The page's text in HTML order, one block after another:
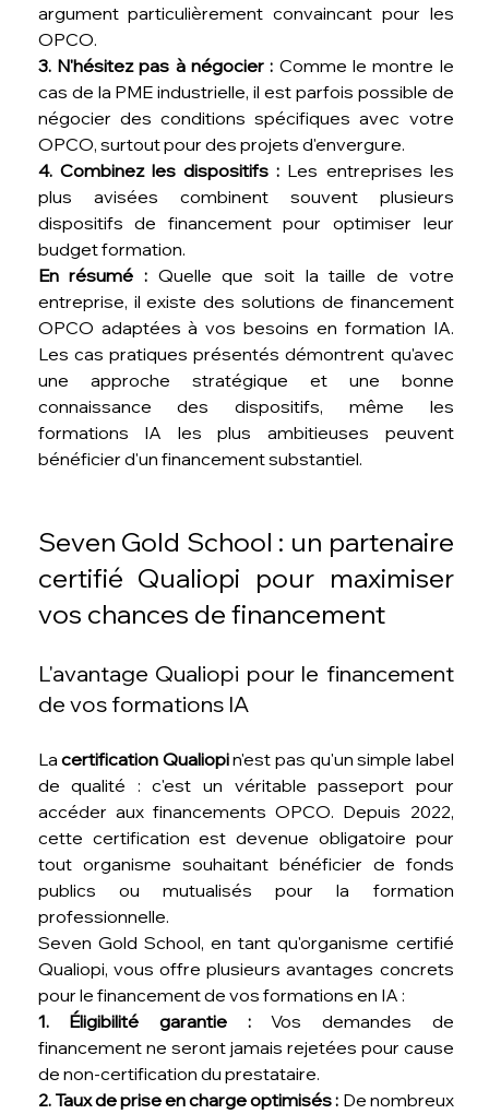
argument particulièrement convaincant pour les
OPCO.
3. N'hésitez pas à négocier : Comme le montre le
cas de la PME industrielle, il est parfois possible de
négocier des conditions spécifiques avec votre
OPCO, surtout pour des projets d'envergure.
4. Combinez les dispositifs : Les entreprises les
plus avisées combinent souvent plusieurs
dispositifs de financement pour optimiser leur
budget formation.
En résumé : Quelle que soit la taille de votre
entreprise, il existe des solutions de financement
OPCO adaptées à vos besoins en formation IA.
Les cas pratiques présentés démontrent qu'avec
une approche stratégique et une bonne
connaissance des dispositifs, même les
formations IA les plus ambitieuses peuvent
bénéficier d'un financement substantiel.
Seven Gold School : un partenaire
certifié Qualiopi pour maximiser
vos chances de financement
L'avantage Qualiopi pour le financement
de vos formations IA
La certification Qualiopi n'est pas qu'un simple label
de qualité : c'est un véritable passeport pour
accéder aux financements OPCO. Depuis 2022,
cette certification est devenue obligatoire pour
tout organisme souhaitant bénéficier de fonds
publics ou mutualisés pour la formation
professionnelle.
Seven Gold School, en tant qu'organisme certifié
Qualiopi, vous offre plusieurs avantages concrets
pour le financement de vos formations en IA :
1. Éligibilité garantie : Vos demandes de
financement ne seront jamais rejetées pour cause
de non-certification du prestataire.
2. Taux de prise en charge optimisés : De nombreux